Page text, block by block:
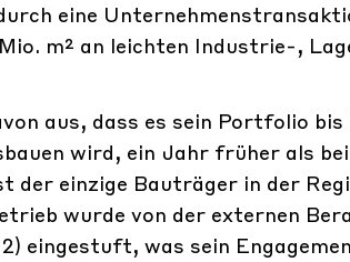
eine
m² an leichten Industrie-,
aus, dass es sein Portfolio
wird, ein Jahr früher als
der einzige Bauträger in der
wurde von der externen
eingestuft, was sein